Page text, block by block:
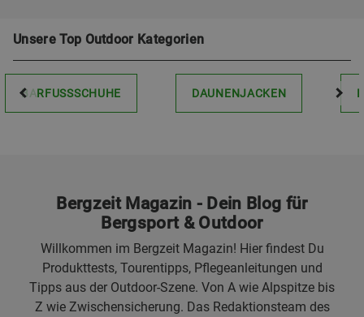
Unsere Top Outdoor Kategorien
BARFUSSSCHUHE DAUNENJACKEN
Bergzeit Magazin - Dein Blog für
Bergsport & Outdoor
Willkommen im Bergzeit Magazin! Hier findest Du
Produkttests, Tourentipps, Pflegeanleitungen und
Tipps aus der Outdoor-Szene. Von A wie Alpspitze bis
Z wie Zwischensicherung. Das Redaktionsteam des